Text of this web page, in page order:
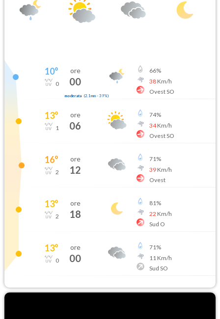
10°
0
ore
00
moderata (2.1mm- 39%)
66%
38Km/h
Ovest SO
13°
1
ore
06
74%
34Km/h
Ovest SO
16°
2
ore
12
71%
39Km/h
Ovest
13°
2
ore
18
81%
22 Km/h
Sud O
13°
0
ore
00
71%
11 Km/h
Sud SO